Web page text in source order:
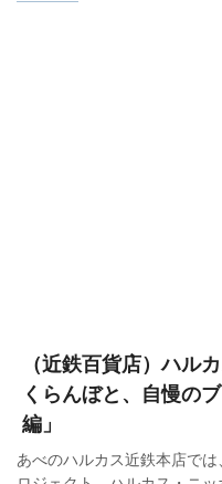
（近鉄百貨店）ハル
くらんぼと、自慢の
編」
あべのハルカス近鉄本店で